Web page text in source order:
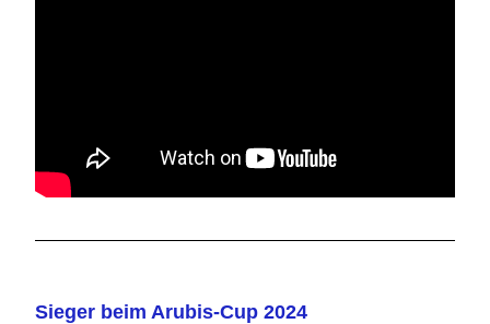
Sieger beim Arubis-Cup 2024